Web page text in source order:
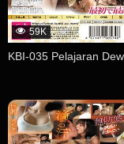
59K
KBI-035 Pelajaran